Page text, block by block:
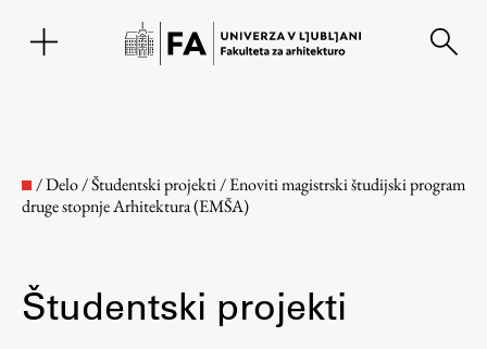
/Delo/Študentski projekti/Enoviti magistrski študijski program
druge stopnje Arhitektura (EMŠA)
Študentski projekti